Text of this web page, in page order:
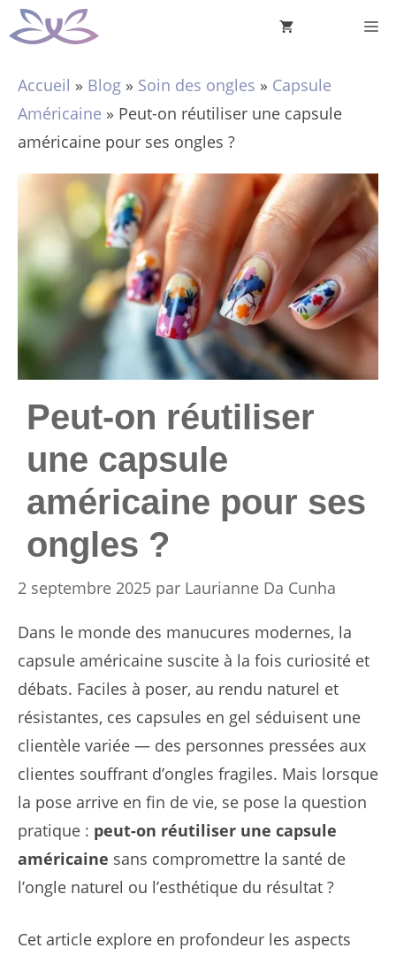
Aller
au
Accueil » Blog » Soin des ongles » Capsule
Américaine » Peut-on réutiliser une capsule
américaine pour ses ongles ?
Peut-on réutiliser
une capsule
américaine pour ses
ongles ?
2 septembre 2025 par Laurianne Da Cunha
Dans le monde des manucures modernes, la
capsule américaine suscite à la fois curiosité et
débats. Faciles à poser, au rendu naturel et
résistantes, ces capsules en gel séduisent une
clientèle variée — des personnes pressées aux
clientes souffrant d’ongles fragiles. Mais lorsque
la pose arrive en fin de vie, se pose la question
pratique : peut-on réutiliser une capsule
américaine sans compromettre la santé de
l’ongle naturel ou l’esthétique du résultat ?
Cet article explore en profondeur les aspects